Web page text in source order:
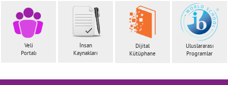
Veli
Portalı
İnsan
Kaynakları
Dijital
Kütüphane
Uluslararası
Programlar